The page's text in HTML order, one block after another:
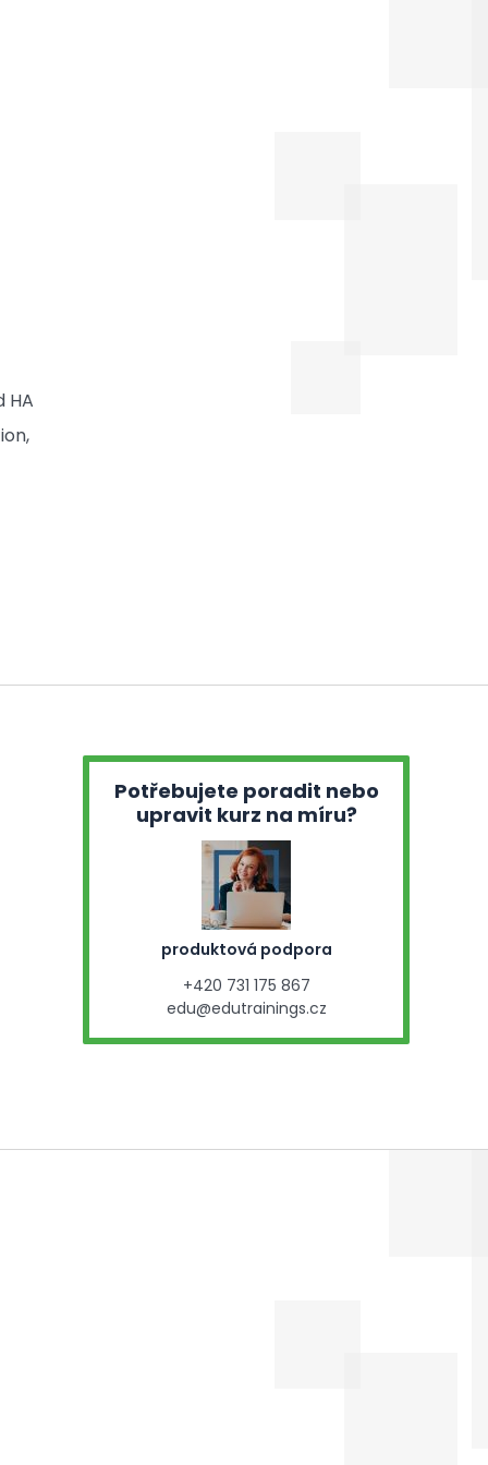
HA
Potřebujete poradit nebo
upravit kurz na míru?
produktová podpora
+420 731 175 867
edu@edutrainings.cz